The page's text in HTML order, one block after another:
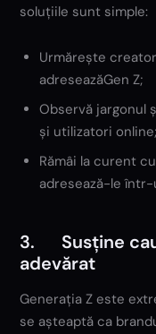
soluțiile sunt simple:
Urmărește
adreseazăGen Z;
Observă jargonul
și utilizatori online;
Rămâi la curent
adresează-le
3. Susține
adevărat
Generația Z este
se așteaptă ca